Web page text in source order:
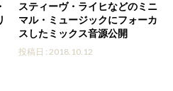
スティーヴ・ライヒなどのミニ
マル・ミュージックにフォーカ
スしたミックス音源公開
投稿日 : 2018.10.12